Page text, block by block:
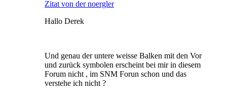
Zitat von der noergler
Hallo Derek
Und genau der untere weisse Balken mit den Vor
und zurück symbolen erscheint bei mir in diesem
Forum nicht , im SNM Forun schon und das
verstehe ich nicht ?